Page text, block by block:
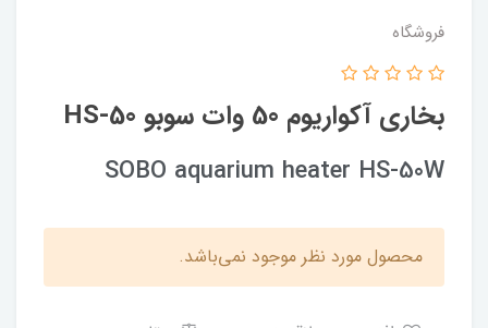
فروشگاه
بخاری آکواریوم 50 وات سوبو HS-50
SOBO aquarium heater HS-50W
محصول مورد نظر موجود نمی‌باشد.